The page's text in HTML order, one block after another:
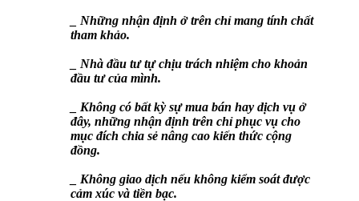
_ Những nhận định ở trên chỉ mang tính chất
tham khảo.
_ Nhà đầu tư tự chịu trách nhiệm cho khoản
đầu tư của mình.
_ Không có bất kỳ sự mua bán hay dịch vụ ở
đây, những nhận định trên chỉ phục vụ cho
mục đích chia sẻ nâng cao kiến thức cộng
đồng.
_ Không giao dịch nếu không kiểm soát được
cảm xúc và tiền bạc.